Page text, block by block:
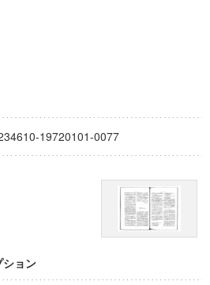
成果報告書
ィングプログラム「超成熟社会発展のサ
19720101-0077
ション